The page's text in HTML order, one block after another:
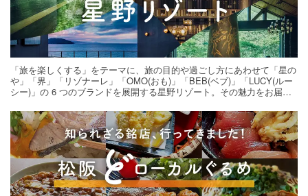
「旅を楽しくする」をテーマに、旅の目的や過ごし方にあわせて「星の
や」「界」「リゾナーレ」「OMO(おも)」「BEB(ベブ)」「LUCY(ルー
シー)」の 6 つのブランドを展開する星野リゾート。その魅力をお届け